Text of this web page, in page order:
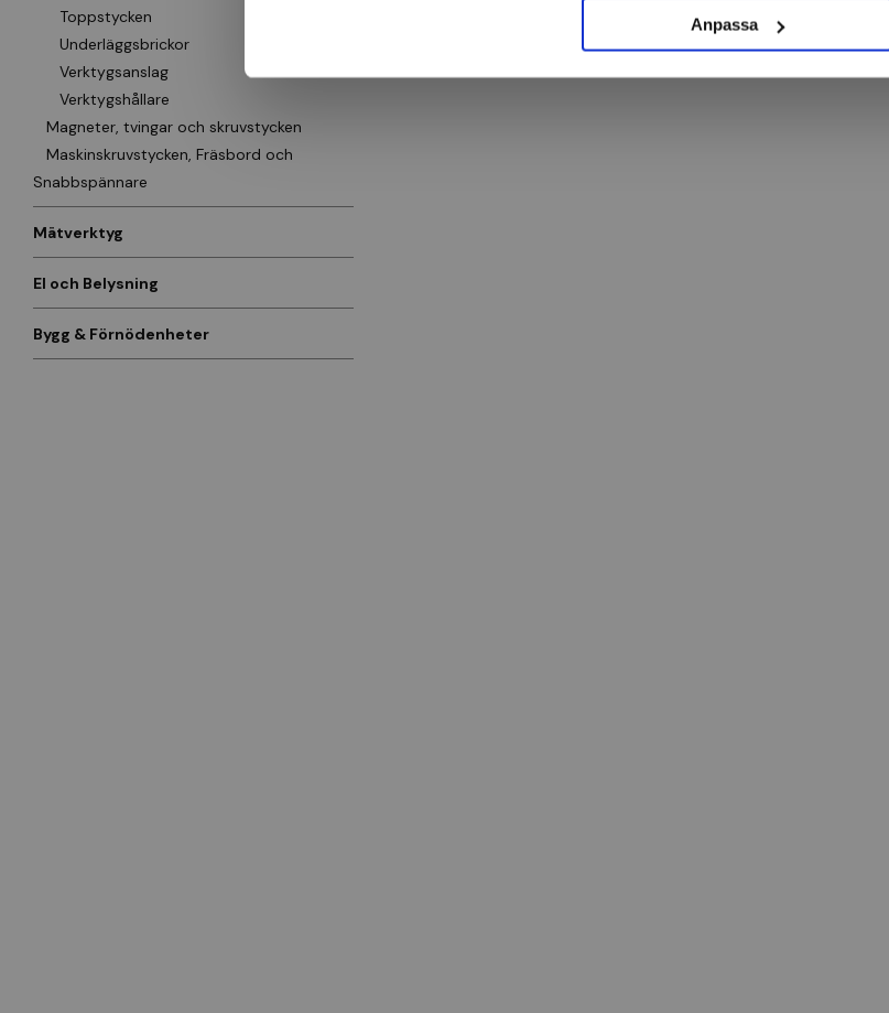
Anpassa
Toppstycken
Underläggsbrickor
Verktygsanslag
Verktygshållare
Magneter, tvingar och skruvstycken
Maskinskruvstycken, Fräsbord och
Snabbspännare
Mätverktyg
El och Belysning
Bygg & Förnödenheter